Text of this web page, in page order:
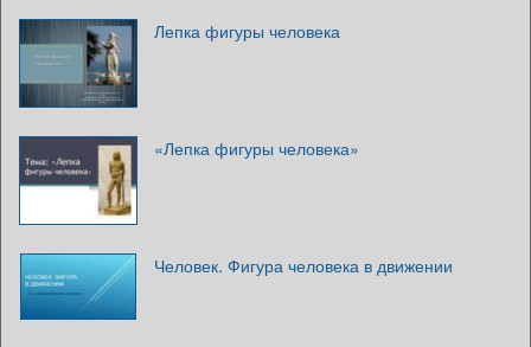
Лепка фигуры человека
«Лепка фигуры человека»
Человек. Фигура человека в движении